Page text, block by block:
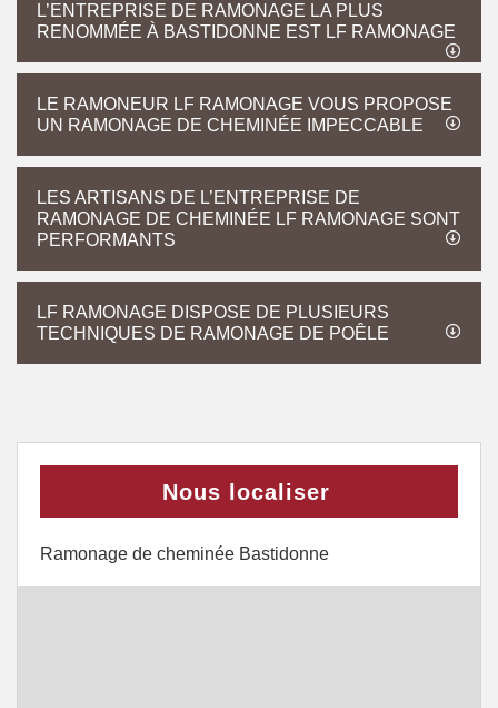
L’ENTREPRISE DE RAMONAGE LA PLUS
RENOMMÉE À BASTIDONNE EST LF RAMONAGE
LE RAMONEUR LF RAMONAGE VOUS PROPOSE
UN RAMONAGE DE CHEMINÉE IMPECCABLE
LES ARTISANS DE L’ENTREPRISE DE
RAMONAGE DE CHEMINÉE LF RAMONAGE SONT
PERFORMANTS
LF RAMONAGE DISPOSE DE PLUSIEURS
TECHNIQUES DE RAMONAGE DE POÊLE
Nous localiser
Ramonage de cheminée Bastidonne